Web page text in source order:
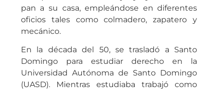
pan a su casa, empleándose en diferentes
oficios tales como colmadero, zapatero y
mecánico.
En la década del 50, se trasladó a Santo
Domingo para estudiar derecho en la
Universidad Autónoma de Santo Domingo
(UASD). Mientras estudiaba trabajó como